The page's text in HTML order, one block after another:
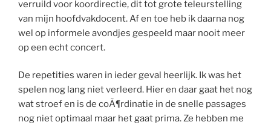
verruild voor koordirectie, dit tot grote teleurstelling
van mijn hoofdvakdocent. Af en toe heb ik daarna nog
wel op informele avondjes gespeeld maar nooit meer
op een echt concert.
De repetities waren in ieder geval heerlijk. Ik was het
spelen nog lang niet verleerd. Hier en daar gaat het nog
wat stroef en is de coÃ¶rdinatie in de snelle passages
nog niet optimaal maar het gaat prima. Ze hebben me